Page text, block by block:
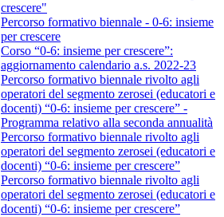
crescere"
Percorso formativo biennale - 0-6: insieme
per crescere
Corso “0-6: insieme per crescere”:
aggiornamento calendario a.s. 2022-23
Percorso formativo biennale rivolto agli
operatori del segmento zerosei (educatori e
docenti) “0-6: insieme per crescere” -
Programma relativo alla seconda annualità
Percorso formativo biennale rivolto agli
operatori del segmento zerosei (educatori e
docenti) “0-6: insieme per crescere”
Percorso formativo biennale rivolto agli
operatori del segmento zerosei (educatori e
docenti) “0-6: insieme per crescere”